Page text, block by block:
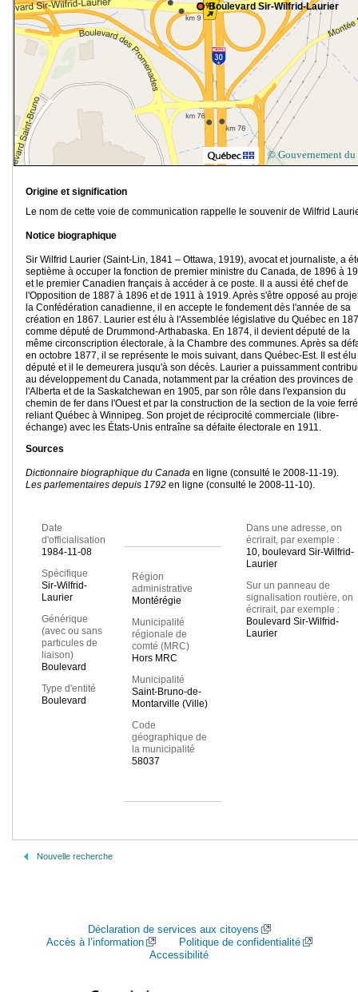
Boulevard Sir-Wilfrid-Laurier
© Gouvernement du
Origine et signification
Le nom de cette voie de communication rappelle le souvenir de Wilfrid
Notice biographique
Sir Wilfrid Laurier (Saint-Lin, 1841 – Ottawa, 1919), avocat et journaliste, a
septième à occuper la fonction de premier ministre du Canada, de 1896 à
et le premier Canadien français à accéder à ce poste. Il a aussi été chef de
l'Opposition de 1887 à 1896 et de 1911 à 1919. Après s'être opposé au
la Confédération canadienne, il en accepte le fondement dès l'année de sa
création en 1867. Laurier est élu à l'Assemblée législative du Québec en
comme député de Drummond-Arthabaska. En 1874, il devient député de la
même circonscription électorale, à la Chambre des communes. Après sa
en octobre 1877, il se représente le mois suivant, dans Québec-Est. Il est élu
député et il le demeurera jusqu'à son décès. Laurier a puissamment
au développement du Canada, notamment par la création des provinces de
l'Alberta et de la Saskatchewan en 1905, par son rôle dans l'expansion du
chemin de fer dans l'Ouest et par la construction de la section de la voie
reliant Québec à Winnipeg. Son projet de réciprocité commerciale (libre-
échange) avec les États-Unis entraîne sa défaite électorale en 1911.
Sources
Dictionnaire biographique du Canada en ligne (consulté le 2008-11-19).
Les parlementaires depuis 1792 en ligne (consulté le 2008-11-10).
Date
d'officialisation
1984-11-08
Spécifique
Sir-Wilfrid-
Laurier
Générique
(avec ou sans
particules de
liaison)
Boulevard
Type d'entité
Boulevard
Région
administrative
Montérégie
Municipalité
régionale de
comté (MRC)
Hors MRC
Municipalité
Saint-Bruno-de-
Montarville (Ville)
Code
géographique de
la municipalité
58037
Dans une adresse, on
écrirait, par exemple :
10, boulevard Sir-Wilfrid-
Laurier
Sur un panneau de
signalisation routière, on
écrirait, par exemple :
Boulevard Sir-Wilfrid-
Laurier
Nouvelle recherche
Déclaration de services aux citoyens
Accès à l’information
Politique de confidentialité
Accessibilité